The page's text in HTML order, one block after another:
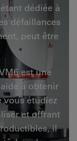
dédiée à
défaillances
peut être
est une
à obtenir
étudiez
et offrant
il